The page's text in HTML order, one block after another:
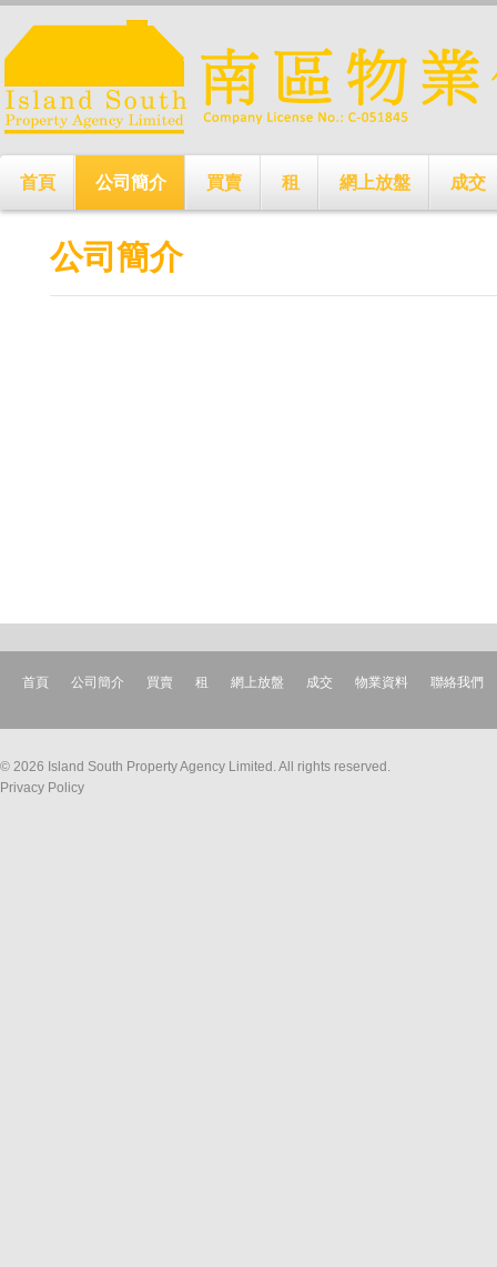
首頁 公司簡介 買賣 租 網上放盤 成交
公司簡介
首頁 公司簡介 買賣 租 網上放盤 成交 物業資料 聯絡我們
© 2026 Island South Property Agency Limited. All rights reserved.
Privacy Policy